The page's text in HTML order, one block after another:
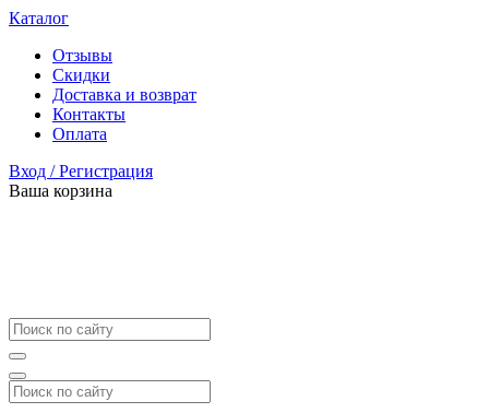
Каталог
Отзывы
Скидки
Доставка и возврат
Контакты
Оплата
Вход / Регистрация
Ваша корзина